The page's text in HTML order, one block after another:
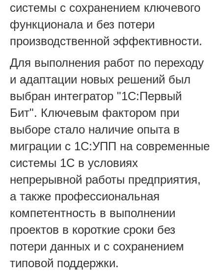
системы с сохранением ключевого
функционала и без потери
производственной эффективности.
Для выполнения работ по переходу
и адаптации новых решений был
выбран интегратор "1С:Первый
Бит". Ключевым фактором при
выборе стало наличие опыта в
миграции с 1С:УПП на современные
системы 1С в условиях
непрерывной работы предприятия,
а также профессиональная
компетентность в выполнении
проектов в короткие сроки без
потери данных и с сохранением
типовой поддержки.